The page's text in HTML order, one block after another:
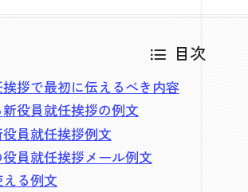
目次
拶で最初に伝えるべき内容
役員就任挨拶の例文
員就任挨拶例文
員就任挨拶メール例文
る例文